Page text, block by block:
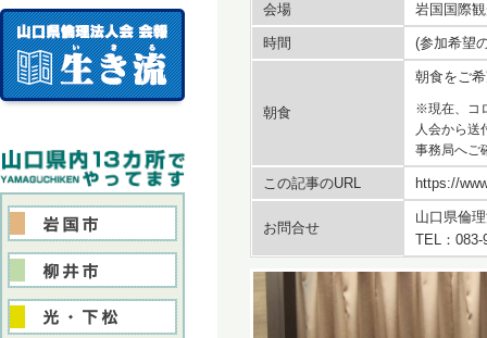
会場 岩国国際
時間 (参加希望
朝食
朝食をご
※現在、コ
人会から送
事務局へご
この記事のURL https://
お問合せ
山口県倫
TEL：